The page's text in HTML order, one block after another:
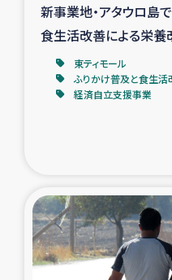
経済
居
ガザ地区での公
ガザ地区におけ
新事業地・アタウロ島
食生活改善による栄養
東ティモール
ふりかけ普及と食生
経済自立支援事業